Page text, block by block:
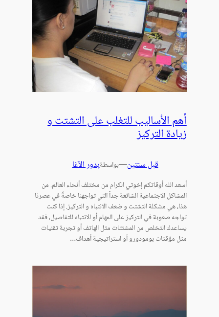
أهم الأساليب للتغلب على التشتت و
زيادة التركيز
قبل سنتين—بواسطةبدور الآغا
أسعد الله أوقاتكم إخوتي الكرام من مختلف أنحاء العالم. من
المشاكل الاجتماعية الشائعة جداً التي تواجهنا خاصةً في عصرنا
هذا، هي مشكلة التشتت و ضعف الانتباه و التركيز. إذا كنت
تواجه صعوبة في التركيز على المهام أو الانتباه للتفاصيل، فقد
يساعدك التخلص من المشتتات مثل الهاتف أو تجربة تقنيات
مثل مؤقتات بومودورو أو استراتيجية أهداف…